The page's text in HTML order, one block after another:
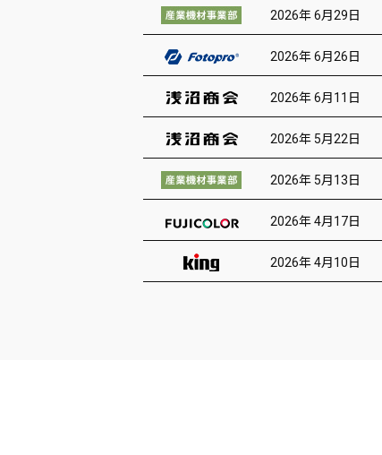
2026年 6月29日
2026年 6月26日
2026年 6月11日
2026年 5月22日
2026年 5月13日
2026年 4月17日
2026年 4月10日